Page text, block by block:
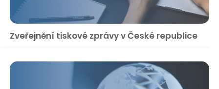
Zveřejnění tiskové zprávy v České republice